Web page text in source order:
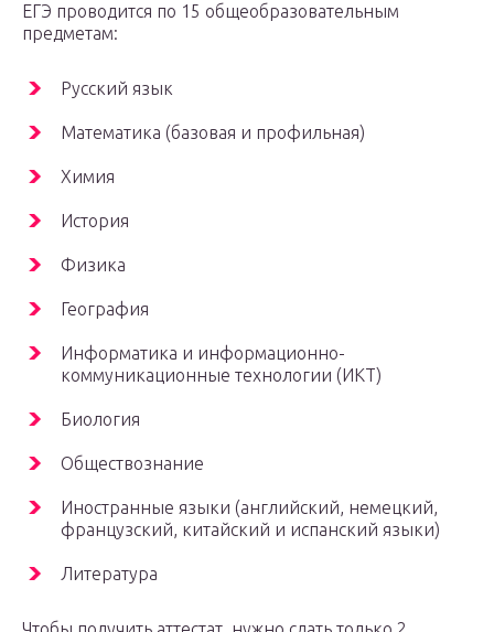
ЕГЭ проводится по 15 общеобразовательным
предметам:
Русский язык
Математика (базовая и профильная)
Химия
История
Физика
География
Информатика и информационно-
коммуникационные технологии (ИКТ)
Биология
Обществознание
Иностранные языки (английский, немецкий,
французский, китайский и испанский языки)
Литература